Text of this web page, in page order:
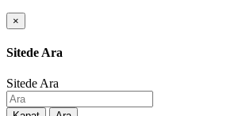
×
Sitede Ara
Sitede Ara